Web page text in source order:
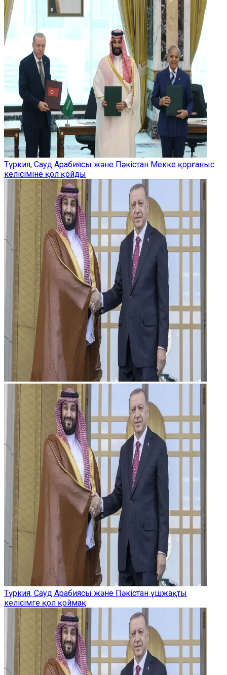
Түркия, Сауд Арабиясы және Пәкістан Мекке қорғаныс
келісіміне қол қойды
Түркия, Сауд Арабиясы және Пәкістан үшжақты
келісімге қол қоймақ